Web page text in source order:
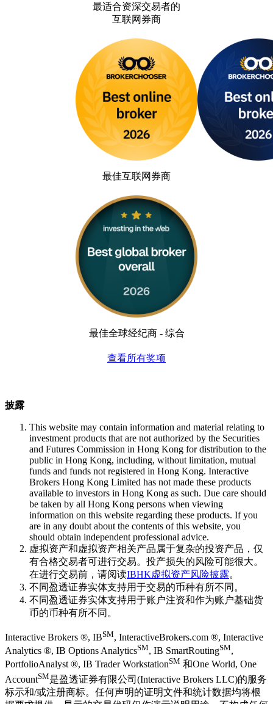
最适合资深交易者的
互联网券商
最佳互联网券商
最佳全球经纪商 - 综合
查看所有奖项
披露
This website may contain information and material relating to
investment products that are not authorized by the Securities
and Futures Commission in Hong Kong for distribution to the
public in Hong Kong, including, without limitation, mutual
funds and funds not registered in Hong Kong. Interactive
Brokers Hong Kong Limited has not made these products
available to investors in Hong Kong as such. Due care should
be taken by all Hong Kong persons when viewing
information on this website regarding these products. If you
are in any doubt about the contents of this website, you
should obtain independent professional advice.
虚拟资产和虚拟资产相关产品属于复杂的投资产品，仅
有合格交易者可进行交易。投产损失的风险可能很大。
在进行交易前，请阅读IBHK虚拟资产风险披露。
不同盈透证券实体支持用于交易的币种有所不同。
不同盈透证券实体支持用于账户注资和作为账户基础货
币的币种有所不同。
Interactive Brokers ®, IBSM, InteractiveBrokers.com ®, Interactive
Analytics ®, IB Options AnalyticsSM, IB SmartRoutingSM,
PortfolioAnalyst ®, IB Trader WorkstationSM 和One World, One
AccountSM是盈透证券有限公司(Interactive Brokers LLC)的服务
标示和/或注册商标。任何声明的证明文件和统计数据均将根